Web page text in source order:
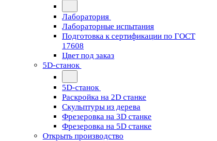
Лаборатория
Лабораторные испытания
Подготовка к сертификации по ГОСТ
17608
Цвет под заказ
5D-станок
5D-станок
Раскройка на 2D станке
Скульптуры из дерева
Фрезеровка на 3D станке
Фрезеровка на 5D станке
Открыть производство